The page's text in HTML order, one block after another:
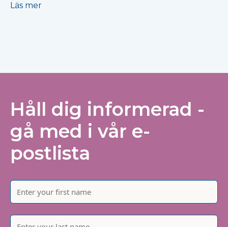
Läs mer
Håll dig informerad -
gå med i vår e-
postlista